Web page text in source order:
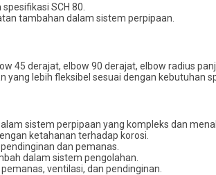
SCH 80.
tambahan dalam sistem perpipaan.
45 derajat, elbow 90 derajat, elbow radius
lebih fleksibel sesuai dengan kebutuhan
sistem perpipaan yang kompleks dan
ketahanan terhadap korosi.
dan pemanas.
dalam sistem pengolahan.
ventilasi, dan pendinginan.